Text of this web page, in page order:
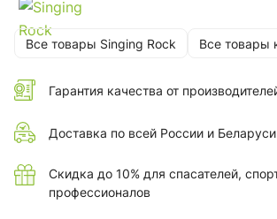
Все товары Singing Rock Все товары
Гарантия качества от
Доставка по всей России и Беларуси
Скидка до 10% для спасателей,
профессионалов